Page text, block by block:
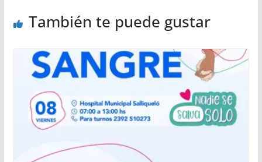
También te puede gustar